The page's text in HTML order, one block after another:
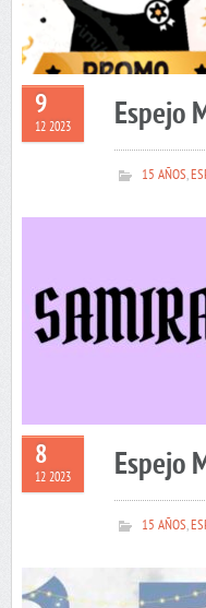
9
12 2023 Espejo
15 AÑOS,
8
12 2023 Espejo
15 AÑOS,